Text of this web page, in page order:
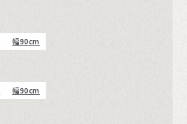
幅90cm
幅90cm